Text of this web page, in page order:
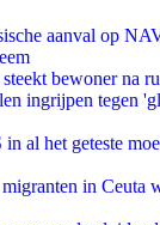
aanval op
bewoner na
ingrijpen tegen
al het geteste
in Ceuta